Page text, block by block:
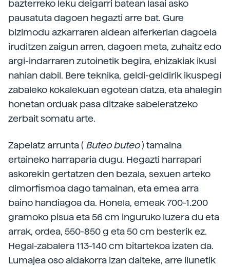
bazterreko leku deigarri batean lasai asko
pausatuta dagoen hegazti arre bat. Gure
bizimodu azkarraren aldean alferkerian dagoela
iruditzen zaigun arren, dagoen meta, zuhaitz edo
argi-indarraren zutoinetik begira, ehizakiak ikusi
nahian dabil. Bere teknika, geldi-geldirik ikuspegi
zabaleko kokalekuan egotean datza, eta ahalegin
honetan orduak pasa ditzake sabeleratzeko
zerbait somatu arte.
Zapelatz arrunta ( Buteobuteo) tamaina
ertaineko harraparia dugu. Hegazti harrapari
askorekin gertatzen den bezala, sexuen arteko
dimorfismoa dago tamainan, eta emea arra
baino handiagoa da. Honela, emeak 700-1.200
gramoko pisua eta 56 cm inguruko luzera du eta
arrak, ordea, 550-850 g eta 50 cm besterik ez.
Hegal-zabalera 113-140 cm bitartekoa izaten da.
Lumajea oso aldakorra izan daiteke, arre ilunetik